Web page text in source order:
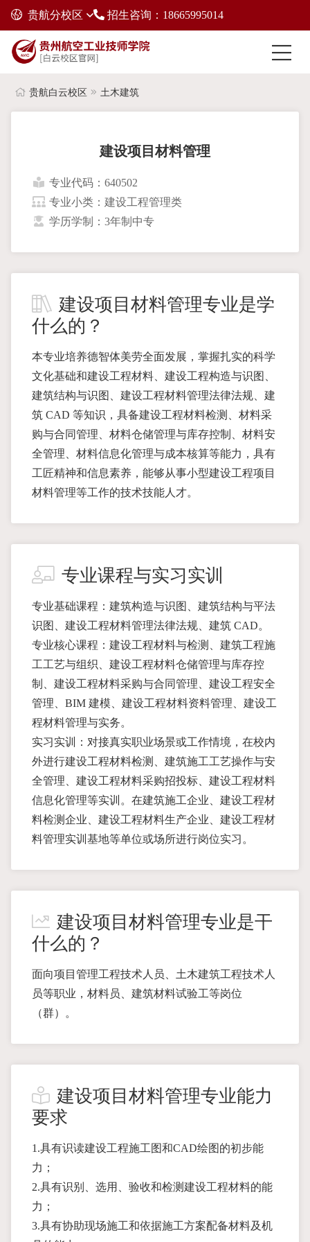
贵航分校区 招生咨询：18665995014
贵航白云校区 土木建筑
建设项目材料管理
专业代码：640502
专业小类：建设工程管理类
学历学制：3年制中专
建设项目材料管理专业是学
什么的？
本专业培养德智体美劳全面发展，掌握扎实的科学
文化基础和建设工程材料、建设工程构造与识图、
建筑结构与识图、建设工程材料管理法律法规、建
筑 CAD 等知识，具备建设工程材料检测、材料采
购与合同管理、材料仓储管理与库存控制、材料安
全管理、材料信息化管理与成本核算等能力，具有
工匠精神和信息素养，能够从事小型建设工程项目
材料管理等工作的技术技能人才。
专业课程与实习实训
专业基础课程：建筑构造与识图、建筑结构与平法
识图、建设工程材料管理法律法规、建筑 CAD。
专业核心课程：建设工程材料与检测、建筑工程施
工工艺与组织、建设工程材料仓储管理与库存控
制、建设工程材料采购与合同管理、建设工程安全
管理、BIM 建模、建设工程材料资料管理、建设工
程材料管理与实务。
实习实训：对接真实职业场景或工作情境，在校内
外进行建设工程材料检测、建筑施工工艺操作与安
全管理、建设工程材料采购招投标、建设工程材料
信息化管理等实训。在建筑施工企业、建设工程材
料检测企业、建设工程材料生产企业、建设工程材
料管理实训基地等单位或场所进行岗位实习。
建设项目材料管理专业是干
什么的？
面向项目管理工程技术人员、土木建筑工程技术人
员等职业，材料员、建筑材料试验工等岗位
（群）。
建设项目材料管理专业能力
要求
1.具有识读建设工程施工图和CAD绘图的初步能
力；
2.具有识别、选用、验收和检测建设工程材料的能
力；
3.具有协助现场施工和依据施工方案配备材料及机